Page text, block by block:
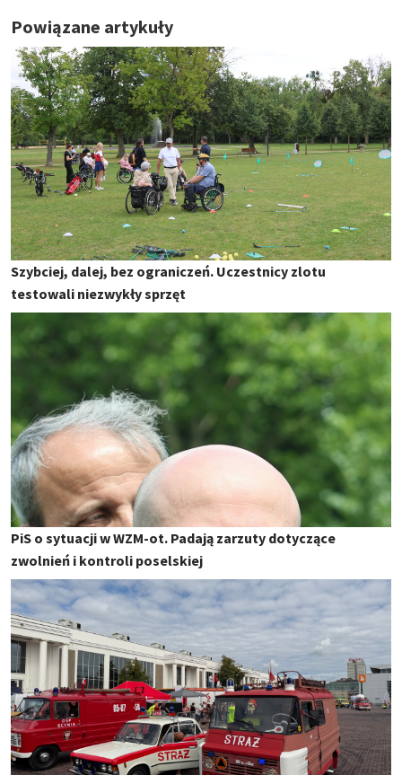
Powiązane artykuły
Szybciej, dalej, bez ograniczeń. Uczestnicy zlotu
testowali niezwykły sprzęt
PiS o sytuacji w WZM-ot. Padają zarzuty dotyczące
zwolnień i kontroli poselskiej